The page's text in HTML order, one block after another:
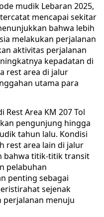
mudik Lebaran 2025,
mencapai sekitar
bahwa lebih
melakukan perjalanan
aktivitas perjalanan
kepadatan di
rest area di jalur
utama para
Area KM 207 Tol
pengunjung hingga
tahun lalu. Kondisi
rest area lain di jalur
bahwa titik-titik transit
pelabuhan
penting sebagai
sejenak
perjalanan menuju